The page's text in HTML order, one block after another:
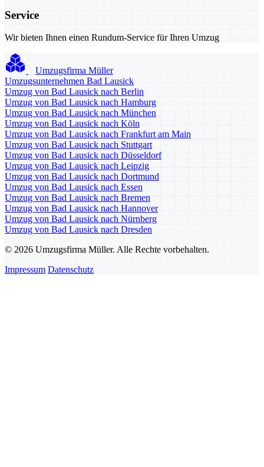
Service
Wir bieten Ihnen einen Rundum-Service für Ihren Umzug
Umzugsfirma Müller
Umzugsunternehmen Bad Lausick
Umzug von Bad Lausick nach Berlin
Umzug von Bad Lausick nach Hamburg
Umzug von Bad Lausick nach München
Umzug von Bad Lausick nach Köln
Umzug von Bad Lausick nach Frankfurt am Main
Umzug von Bad Lausick nach Stuttgart
Umzug von Bad Lausick nach Düsseldorf
Umzug von Bad Lausick nach Leipzig
Umzug von Bad Lausick nach Dortmund
Umzug von Bad Lausick nach Essen
Umzug von Bad Lausick nach Bremen
Umzug von Bad Lausick nach Hannover
Umzug von Bad Lausick nach Nürnberg
Umzug von Bad Lausick nach Dresden
© 2026 Umzugsfirma Müller. Alle Rechte vorbehalten.
Impressum Datenschutz